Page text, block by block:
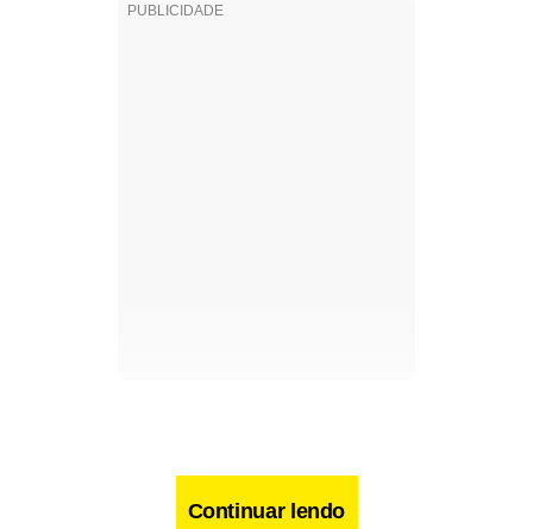
Continuar lendo